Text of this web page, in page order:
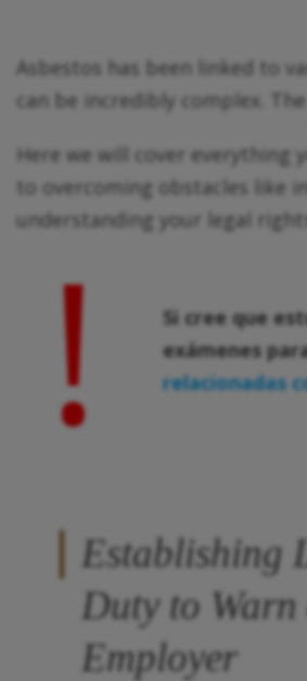
Asbestos has been linked to
can be incredibly complex.
Here we will cover everything
to overcoming obstacles like
understanding your legal
!
Si cree que
exámenes
relacionadas
Establishing
Duty to
Employer